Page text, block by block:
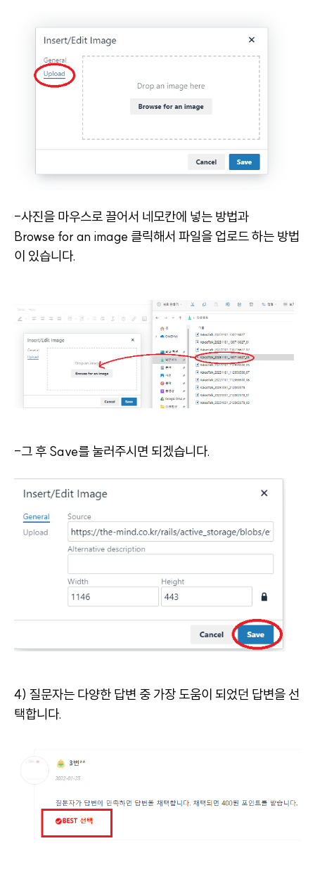
-사진을 마우스로 끌어서 네모칸에 넣는 방법과
Browse for an image 클릭해서 파일을 업로드 하는 방법
이 있습니다.
-그 후 Save를 눌러주시면 되겠습니다.
4) 질문자는 다양한 답변 중 가장 도움이 되었던 답변을 선
택합니다.